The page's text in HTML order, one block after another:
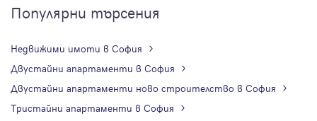
Популярни търсения
Недвижими имоти в София
Двустайни апартаменти в София
Двустайни апартаменти ново строителство в София
Тристайни апартаменти в София